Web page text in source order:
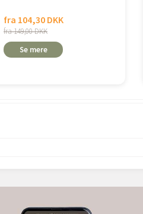
fra 104,30 DKK
fra 149,00 DKK
Se mere